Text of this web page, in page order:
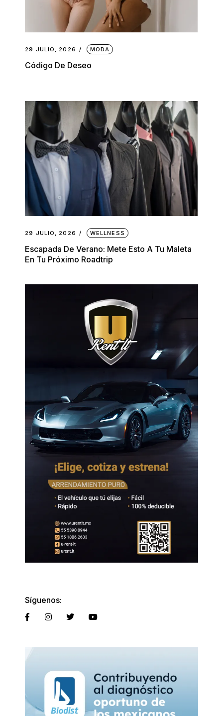
29 JULIO, 2026 MODA
Código De Deseo
29 JULIO, 2026 WELLNESS
Escapada De Verano: Mete Esto A Tu Maleta
En Tu Próximo Roadtrip
Síguenos: